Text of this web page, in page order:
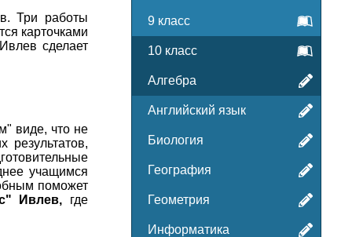
Три работы
карточками
сделает
виде, что не
результатов,
учащимся
поможет
Ивлев, где
9 класс
10 класс
Алгебра
Английский язык
Биология
География
Геометрия
Информатика